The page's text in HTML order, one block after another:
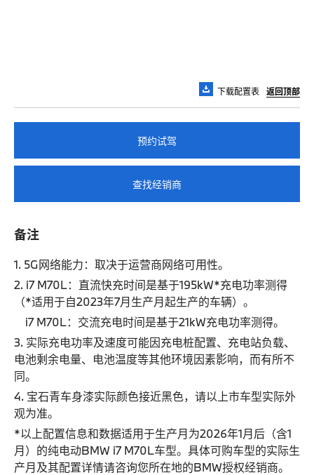
下载配置表 返回顶部
预约试驾
查找经销商
备注
1. 5G网络能力：取决于运营商网络可用性。
2. i7 M70L：直流快充时间是基于195kW*充电功率测得
（*适用于自2023年7月生产月起生产的车辆）。
i7 M70L：交流充电时间是基于21kW充电功率测得。
3. 实际充电功率及速度可能因充电桩配置、充电站负载、
电池剩余电量、电池温度等其他环境因素影响，而有所不
同。
4. 宝石青车身漆实际颜色接近黑色，请以上市车型实际外
观为准。
*以上配置信息和数据适用于生产月为2026年1月后（含1
月）的纯电动BMW i7 M70L车型。具体可购车型的实际生
产月及其配置详情请咨询您所在地的BMW授权经销商。